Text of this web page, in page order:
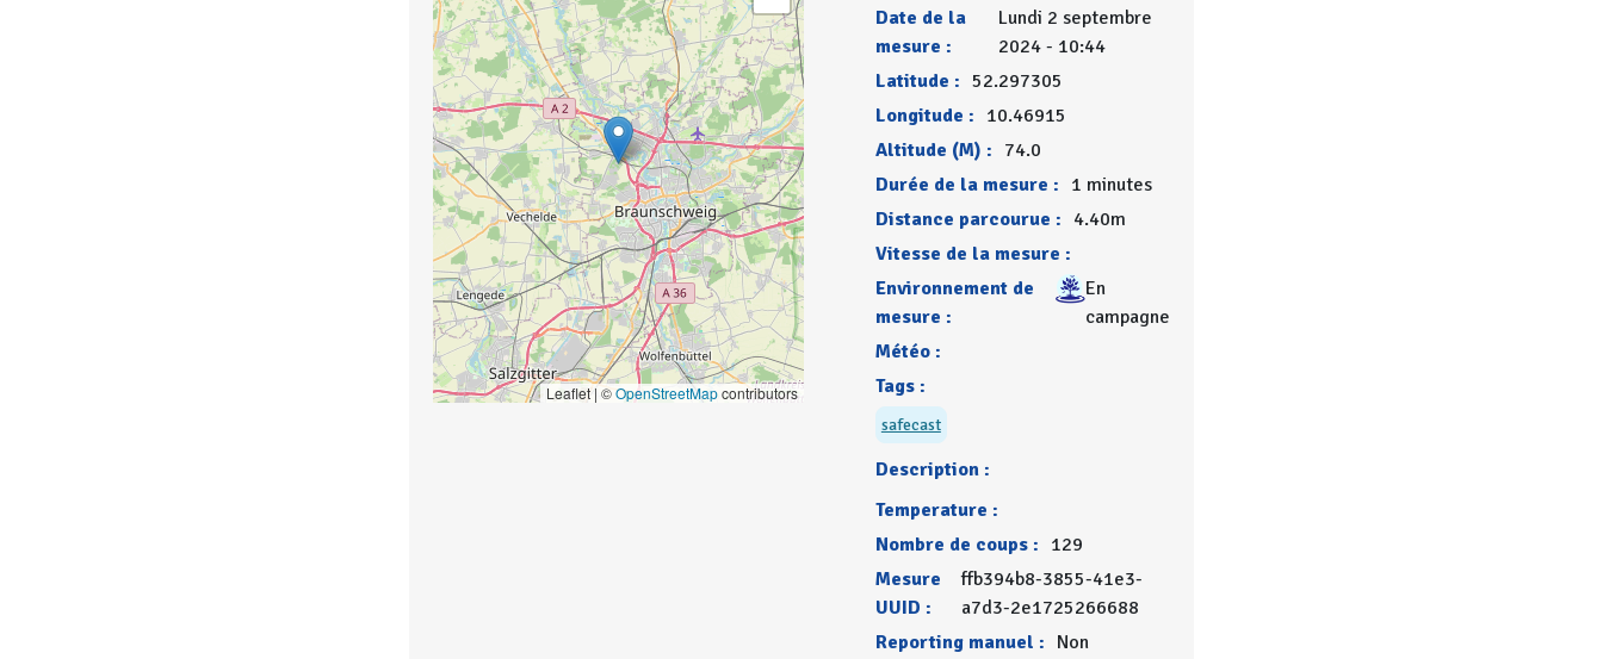
Leaflet | ©OpenStreetMapcontributors
Date de la
mesure :
Lundi 2 septembre
2024 - 10:44
Latitude : 52.297305
Longitude : 10.46915
Altitude (M) : 74.0
Durée de la mesure : 1 minutes
Distance parcourue : 4.40m
Vitesse de la mesure :
Environnement de
mesure :
En
campagne
Météo :
Tags :
safecast
Description :
Temperature :
Nombre de coups : 129
Mesure
UUID :
ffb394b8-3855-41e3-
a7d3-2e1725266688
Reporting manuel : Non